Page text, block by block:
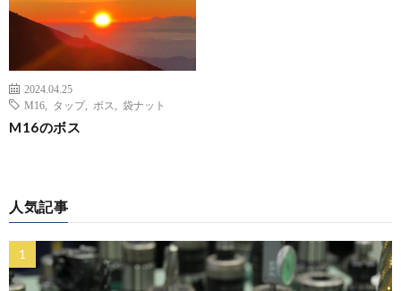
2024.04.25
M16
タップ, ボス 袋ナット
M16のボス
人気記事